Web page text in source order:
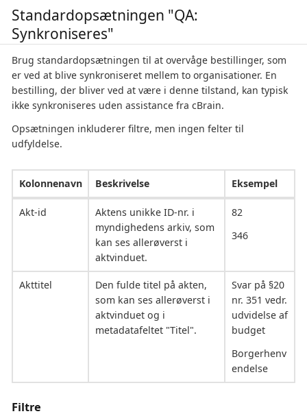
Standardopsætningen "QA:
Synkroniseres"
Brug standardopsætningen til at overvåge bestillinger, som
er ved at blive synkroniseret mellem to organisationer. En
bestilling, der bliver ved at være i denne tilstand, kan typisk
ikke synkroniseres uden assistance fra cBrain.
Opsætningen inkluderer filtre, men ingen felter til
udfyldelse.
Kolonnenavn Beskrivelse Eksempel
Akt-id
Aktens unikke ID-nr. i
myndighedens arkiv, som
kan ses allerøverst i
aktvinduet.
82
346
Akttitel
Den fulde titel på akten,
som kan ses allerøverst i
aktvinduet og i
metadatafeltet "Titel".
Svar på §20
nr. 351 vedr.
udvidelse af
budget
Borgerhenv
endelse
Filtre